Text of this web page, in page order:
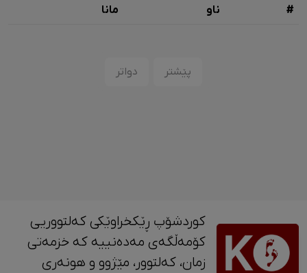
# ناو مانا
پێشتر دواتر
کوردشۆپ ڕێکخراوێکی کەلتووریی
کۆمەڵگەی مەدەنییە کە خزمەتی
زمان، کەلتوور، مێژوو و ‎هونەری